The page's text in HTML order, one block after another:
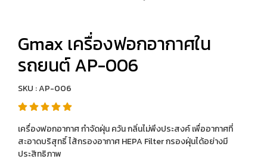
Gmax เครื่องฟอกอากาศใน
รถยนต์ AP-006
SKU : AP-006
เครื่องฟอกอากาศ กำจัดฝุ่น ควัน กลิ่นไม่พึงประสงค์ เพื่ออากาศที่
สะอาดบริสุทธิ์ ไส้กรองอากาศ HEPA Filter กรองฝุ่นได้อย่างมี
ประสิทธิภาพ